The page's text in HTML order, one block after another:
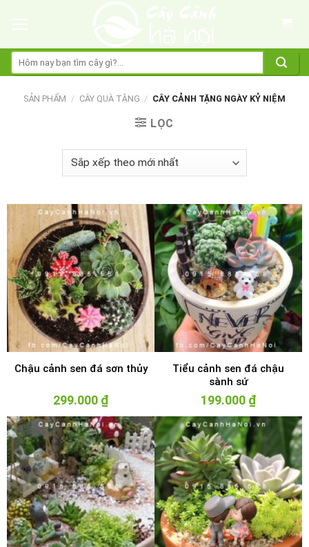
Tìm
kiếm:
SẢN PHẨM / CÂY QUÀ TẶNG / CÂY CẢNH TẶNG NGÀY KỶ NIỆM
LỌC
Chậu cảnh sen đá sơn thủy
299.000 ₫
Tiểu cảnh sen đá chậu
sành sứ
199.000 ₫